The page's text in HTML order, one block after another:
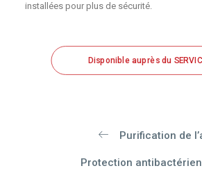
installées pour plus de sécurité.
Disponible auprès du
Purification de
Protection